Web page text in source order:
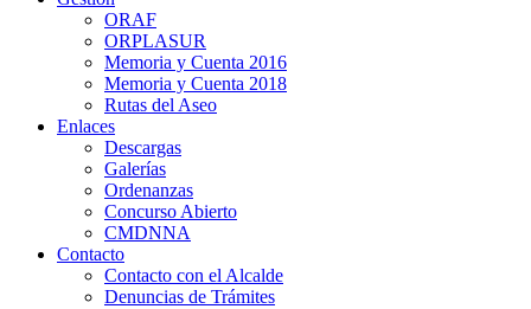
ORAF
ORPLASUR
Memoria y Cuenta 2016
Memoria y Cuenta 2018
Rutas del Aseo
Enlaces
Descargas
Galerías
Ordenanzas
Concurso Abierto
CMDNNA
Contacto
Contacto con el Alcalde
Denuncias de Trámites